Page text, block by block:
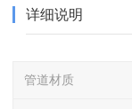
详细说明
管道材质